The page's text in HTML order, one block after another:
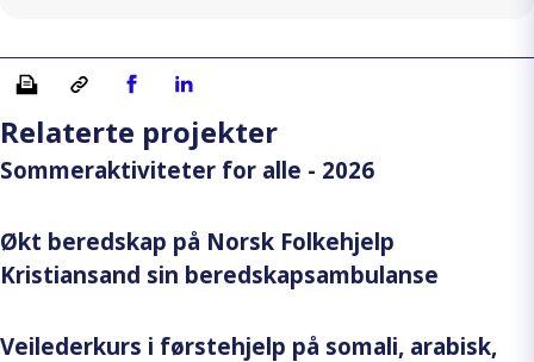
Skriv ut Kopiera länkDel på Facebook
Del på Linkedin
Relaterte projekter
Sommeraktiviteter for alle - 2026
Økt beredskap på Norsk Folkehjelp
Kristiansand sin beredskapsambulanse
Veilederkurs i førstehjelp på somali, arabisk,